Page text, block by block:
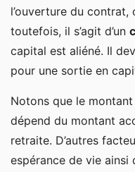
l’ouverture du
toutefois, il s’agit d’un
capital est aliéné. Il
pour une sortie en
Notons que le
dépend du montant
retraite. D’autres
espérance de vie